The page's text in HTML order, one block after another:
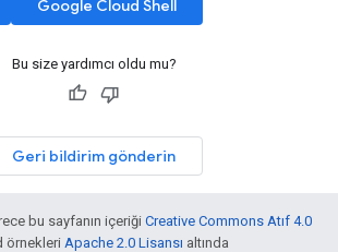
Google Cloud Shell
Bu size yardımcı oldu mu?
Geri bildirim gönderin
bu sayfanın içeriği Creative Commons Atıf 4.0
örnekleri Apache 2.0 Lisansı altında